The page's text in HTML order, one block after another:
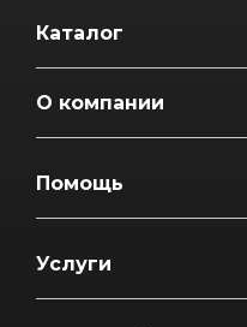
Каталог
О компании
Помощь
Услуги